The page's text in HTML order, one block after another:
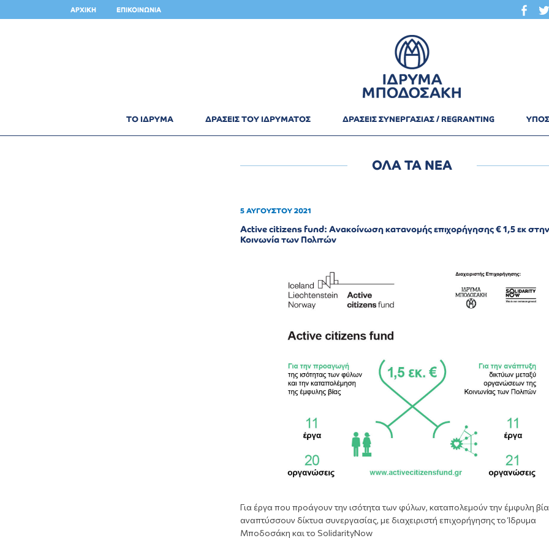
ΤΟ ΙΔΡΥΜΑ ΔΡΑΣΕΙΣ ΤΟΥ ΙΔΡΥΜΑΤΟΣ ΔΡΑΣΕΙΣ ΣΥΝΕΡΓΑΣΙΑΣ / REGRANTING
ΑΡΧΙΚΗ ΕΠΙΚΟΙΝΩΝΙΑ
ΟΛΑ ΤΑ ΝΕΑ
5 ΑΥΓΟΥΣΤΟΥ 2021
Active citizens fund: Ανακοίνωση κατανομής επιχορήγησης € 1,5 εκ στην
Κοινωνία των Πολιτών
Για έργα που προάγουν την ισότητα των φύλων, καταπολεμούν την έμφυλη βία
αναπτύσσουν δίκτυα συνεργασίας, με διαχειριστή επιχορήγησης το Ίδρυμα
Μποδοσάκη και το SolidarityNow